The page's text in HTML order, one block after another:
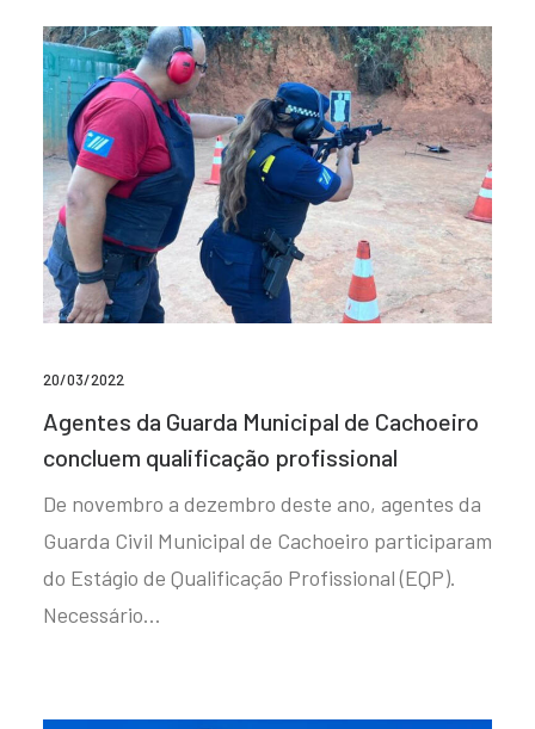
20/03/2022
Agentes da Guarda Municipal de Cachoeiro
concluem qualificação profissional
De novembro a dezembro deste ano, agentes da
Guarda Civil Municipal de Cachoeiro participaram
do Estágio de Qualificação Profissional (EQP).
Necessário…